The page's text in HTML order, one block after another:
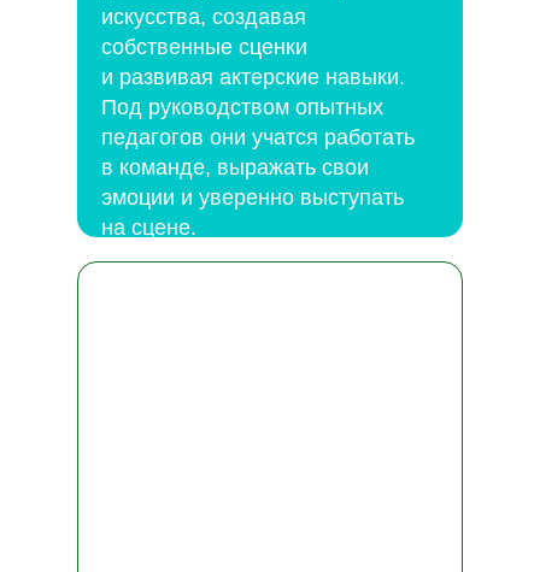
искусства, создавая
собственные сценки
и развивая актерские навыки.
Под руководством опытных
педагогов они учатся работать
в команде, выражать свои
эмоции и уверенно выступать
на сцене.